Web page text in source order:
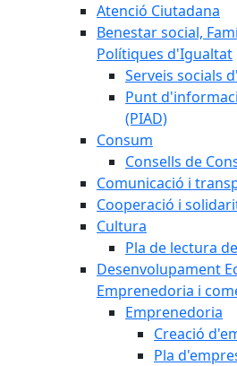
Atenció Ciutadana
Benestar social,
Polítiques d'Igualtat
Serveis socials
Punt
(PIAD)
Consum
Consells de
Comunicació i
Cooperació i
Cultura
Pla de lectura
Desenvolupament
Emprenedoria i
Emprenedoria
Creació
Pla